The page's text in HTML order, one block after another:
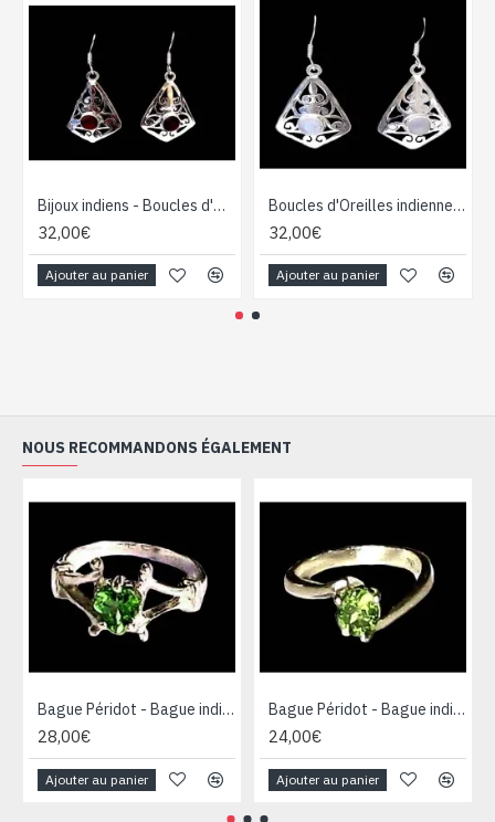
Bijoux indiens - Boucles d'Oreilles indiennes - Grenat
32,00€
Ajouter au panier
Boucles d'Oreilles indiennes Pierre de Lune - Bijoux Inde
32,00€
Ajouter au panier
NOUS RECOMMANDONS ÉGALEMENT
Bague Péridot - Bague indienne en argent - Bijoux Inde
28,00€
Ajouter au panier
Bague Péridot - Bague indienne en argent - Bijoux Inde
24,00€
Ajouter au panier